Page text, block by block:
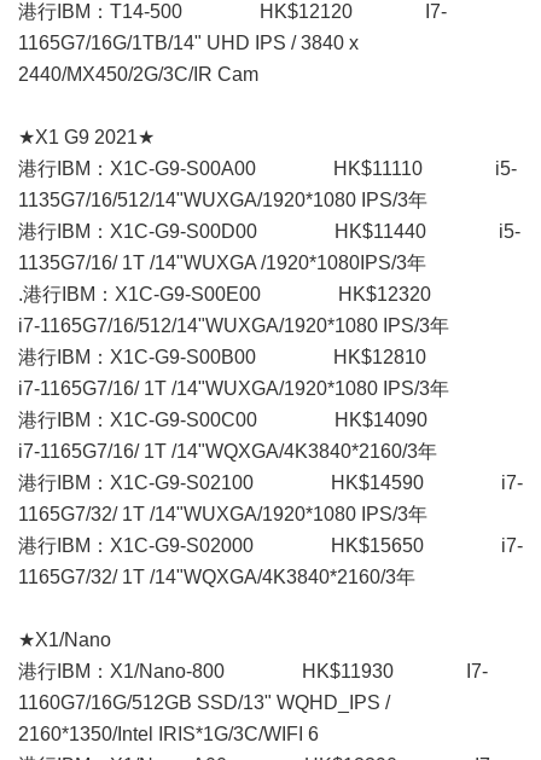
港行IBM：T14-500 HK$12120 I7-
1165G7/16G/1TB/14" UHD IPS / 3840 x
2440/MX450/2G/3C/IR Cam
★X1 G9 2021★
港行IBM：X1C-G9-S00A00 HK$11110 i5-
1135G7/16/512/14"WUXGA/1920*1080 IPS/3年
港行IBM：X1C-G9-S00D00 HK$11440 i5-
1135G7/16/ 1T /14"WUXGA /1920*1080IPS/3年
.港行IBM：X1C-G9-S00E00 HK$12320
i7-1165G7/16/512/14"WUXGA/1920*1080 IPS/3年
港行IBM：X1C-G9-S00B00 HK$12810
i7-1165G7/16/ 1T /14"WUXGA/1920*1080 IPS/3年
港行IBM：X1C-G9-S00C00 HK$14090
i7-1165G7/16/ 1T /14"WQXGA/4K3840*2160/3年
港行IBM：X1C-G9-S02100 HK$14590 i7-
1165G7/32/ 1T /14"WUXGA/1920*1080 IPS/3年
港行IBM：X1C-G9-S02000 HK$15650 i7-
1165G7/32/ 1T /14"WQXGA/4K3840*2160/3年
★X1/Nano
港行IBM：X1/Nano-800 HK$11930 I7-
1160G7/16G/512GB SSD/13" WQHD_IPS /
2160*1350/Intel IRIS*1G/3C/WIFI 6